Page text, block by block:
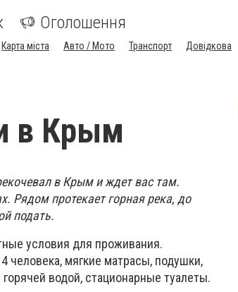
Оголошення
Карта міста Авто / Мото Транспорт Довідкова
в Крым
в Крым и ждет вас там.
Рядом протекает горная река, до
подать.
условия для проживания.
человека, мягкие матрасы, подушки,
водой, стационарные туалеты.